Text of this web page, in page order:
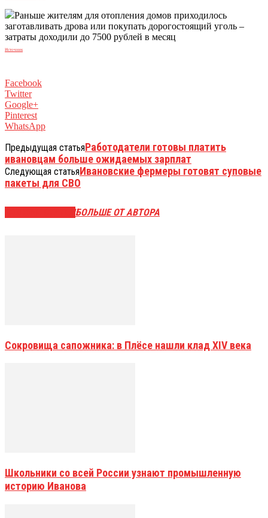
Раньше жителям для отопления домов приходилось
заготавливать дрова или покупать дорогостоящий уголь –
затраты доходили до 7500 рублей в месяц
Источник
Facebook
Twitter
Google+
Pinterest
WhatsApp
Предыдущая статьяРаботодатели готовы платить
ивановцам больше ожидаемых зарплат
Следующая статьяИвановские фермеры готовят суповые
пакеты для СВО
БОЛЬШЕ ОТ АВТОРА
Сокровища сапожника: в Плёсе нашли клад XIV века
Школьники со всей России узнают промышленную
историю Иванова